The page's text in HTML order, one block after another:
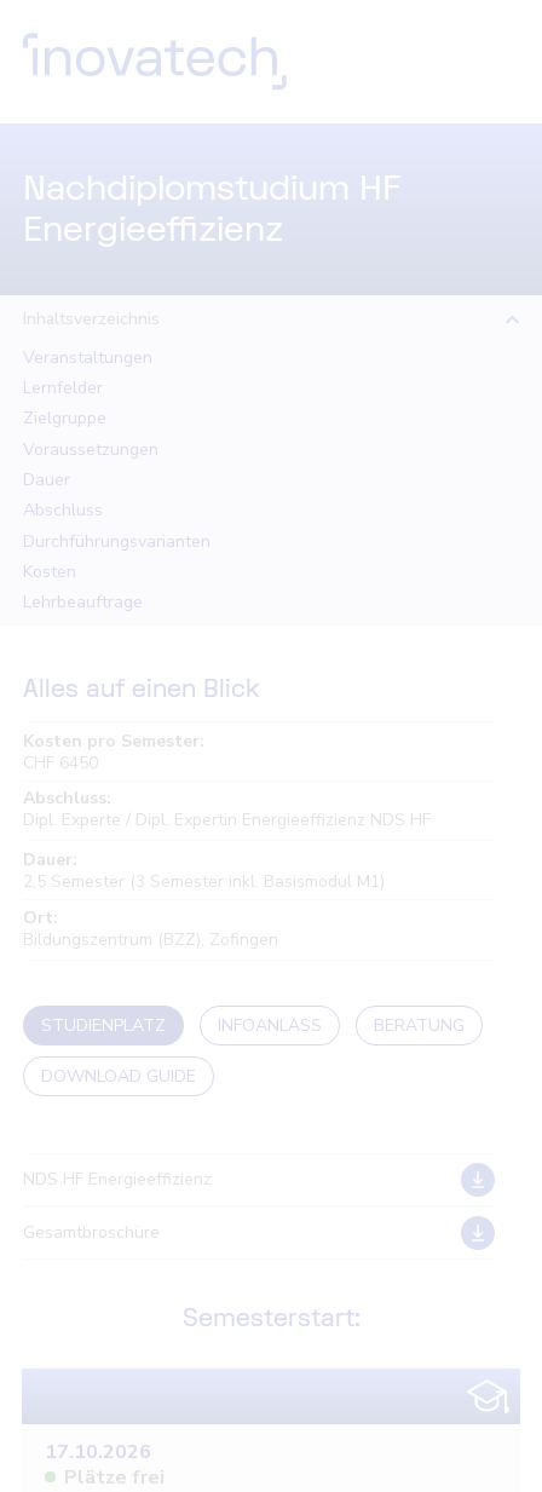
Nachdiplomstudium HF
Energieeffizienz
Alles auf einen Blick
Kosten pro Semester:
CHF 6450
Abschluss:
Dipl. Experte / Dipl. Expertin Energieeffizienz NDS HF
Dauer:
2,5 Semester (3 Semester inkl. Basismodul M1)
Ort:
Bildungszentrum (BZZ), Zofingen
STUDIENPLATZ INFOANLASS BERATUNG
DOWNLOAD GUIDE
NDS HF Energieeffizienz
Gesamtbroschüre
Inhaltsverzeichnis
Veranstaltungen
Lernfelder
Zielgruppe
Voraussetzungen
Dauer
Abschluss
Durchführungsvarianten
Kosten
Lehrbeauftrage
Semesterstart:
17.10.2026
Plätze frei